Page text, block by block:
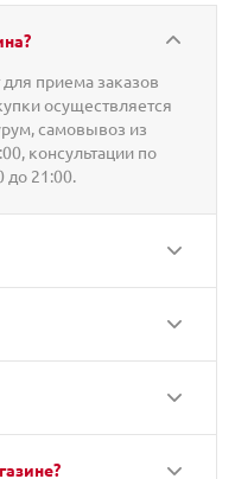
приема заказов
осуществляется
самовывоз из
консультации по
до 21:00.